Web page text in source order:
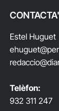
Estel Huguet
ehuguet
Telèfon:
932 311 247